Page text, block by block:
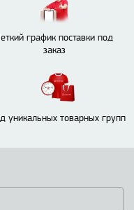
график поставки под
заказ
уникальных товарных групп